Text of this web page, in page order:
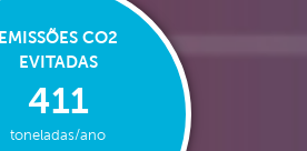
EMISSÕES CO2
EVITADAS
411
toneladas/ano